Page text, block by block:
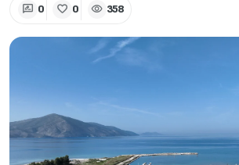
rate_review 0 favorite 0 visibility 358